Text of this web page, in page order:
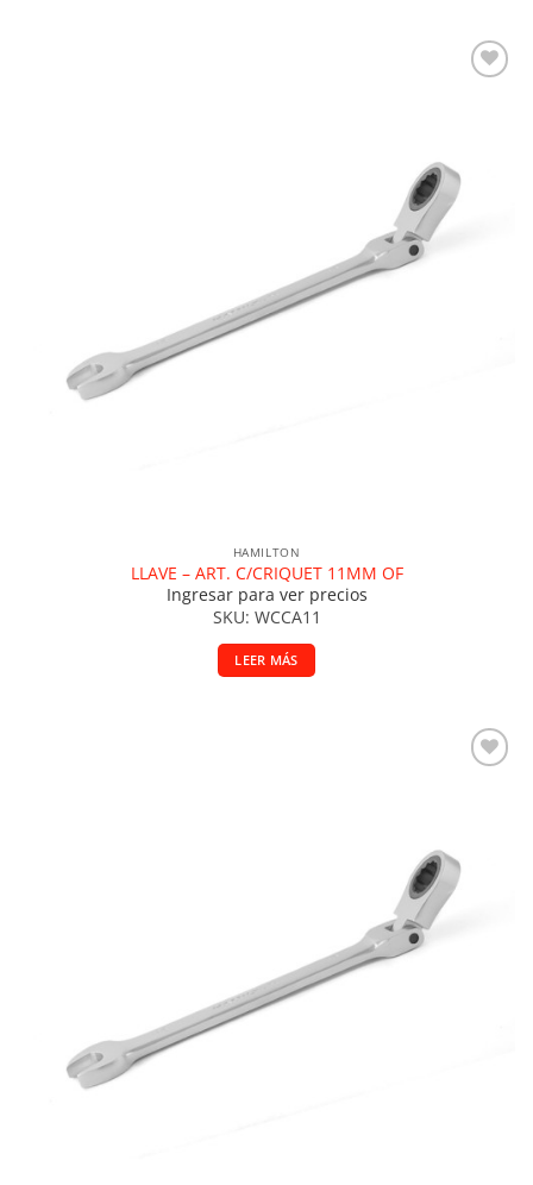
HAMILTON
LLAVE – ART. C/CRIQUET 11MM OF
Ingresar para ver precios
SKU: WCCA11
LEER MÁS